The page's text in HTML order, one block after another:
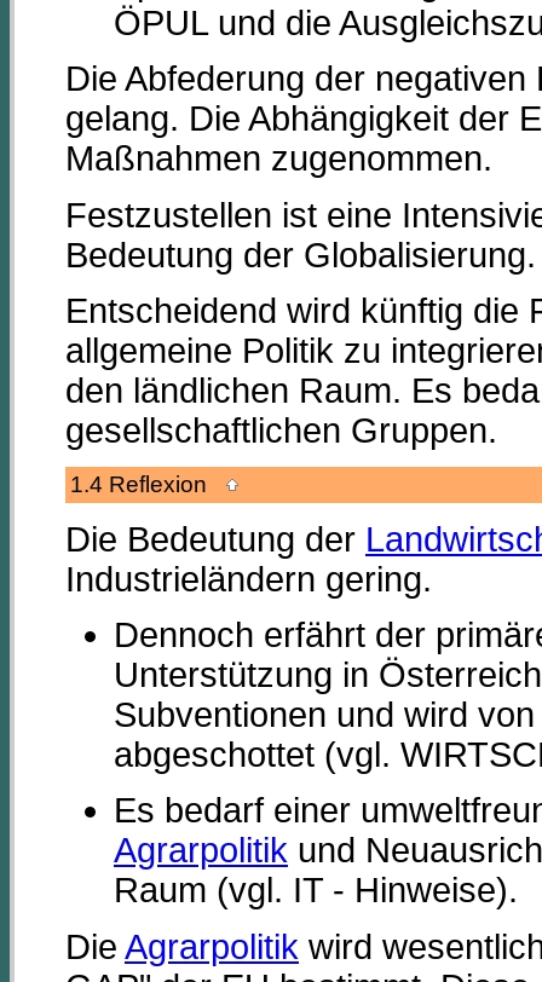
ÖPUL und die
Die Abfederung der
gelang. Die Abhängigkeit der
Maßnahmen zugenommen.
Festzustellen ist eine
Bedeutung der Globalisierung.
Entscheidend wird künftig die
allgemeine Politik zu
den ländlichen Raum. Es
gesellschaftlichen Gruppen.
1.4 Reflexion
Die Bedeutung der
Industrieländern gering.
Dennoch erfährt der
Unterstützung in
Subventionen und wird
abgeschottet (vgl.
Es bedarf einer
Agrarpolitik und
Raum (vgl. IT - Hinweise).
Die Agrarpolitik wird